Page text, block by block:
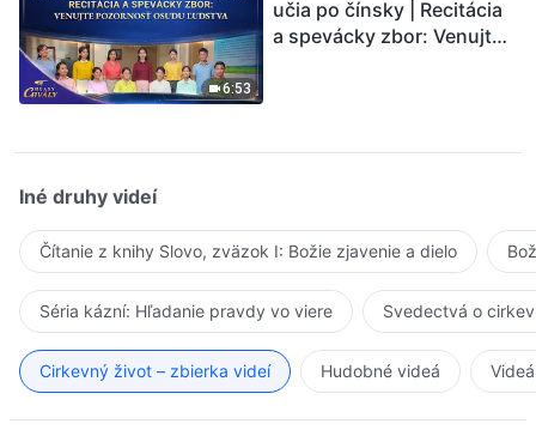
6:53
učia po čínsky | Recitácia
a spevácky zbor: Venujte
Iné druhy videí
Čítanie z knihy Slovo, zväzok I: Božie zjavenie a dielo
Séria kázní: Hľadanie pravdy vo viere Svedectvá o
Cirkevný život – zbierka videí Hudobné videá